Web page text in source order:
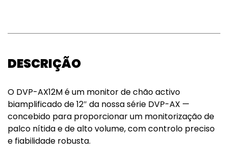
DESCRIÇÃO
O DVP-AX12M é um monitor de chão activo
biamplificado de 12″ da nossa série DVP-AX —
concebido para proporcionar um monitorização de
palco nítida e de alto volume, com controlo preciso
e fiabilidade robusta.